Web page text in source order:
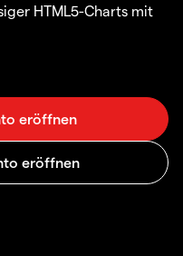
HTML5-Charts mit